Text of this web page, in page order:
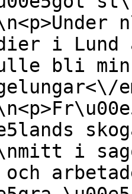
i Lund
bli min
i
och